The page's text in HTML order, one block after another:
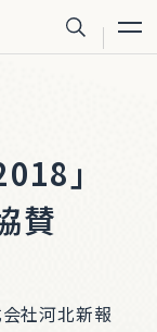
ロー・ネット
サイト内
」
賛
社河北新報